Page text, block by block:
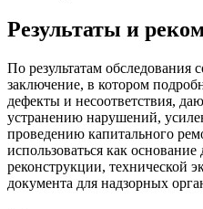
Результаты и
По результатам обследования
заключение, в котором
дефекты и несоответствия,
устранению нарушений,
проведению капитального
использоваться как основание
реконструкции, технической
документа для надзорных